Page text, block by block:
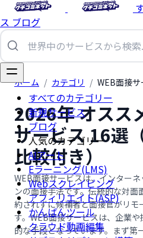
ス ブログ
すべてのカテゴリー
新規サービス
ブログ
人気のカテゴリー
AIアート
Eラーニング(LMS)
Webスクレイピング
アフィリエイト(ASP)
かんばんツール
クラウド動画編集
ホーム / カテゴリ / WEB面接サ
2026年 オスス
サービス 16選
比較付き）
WEB面接サービスは、インター
ンの面接手法です。伝統的な対面
約されずに候補者と面接官がリモ
す。WEB面接サービスは、企業
的な手段となっています。まず第